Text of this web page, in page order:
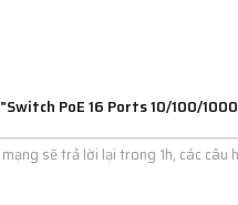
"Switch PoE 16 Ports 10/100/